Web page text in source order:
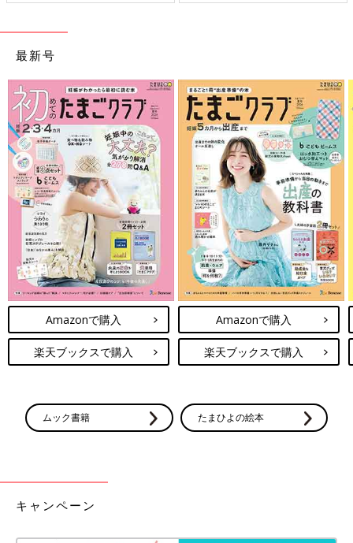
最新号
Amazonで購入
楽天ブックスで購入
Amazonで購入
楽天ブックスで購入
ムック書籍 たまひよの絵本
キャンペーン